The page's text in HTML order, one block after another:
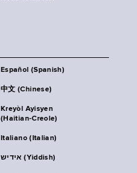
Español (Spanish)
中文 (Chinese)
Kreyòl Ayisyen
(Haitian-Creole)
Italiano (Italian)
אידיש (Yiddish)